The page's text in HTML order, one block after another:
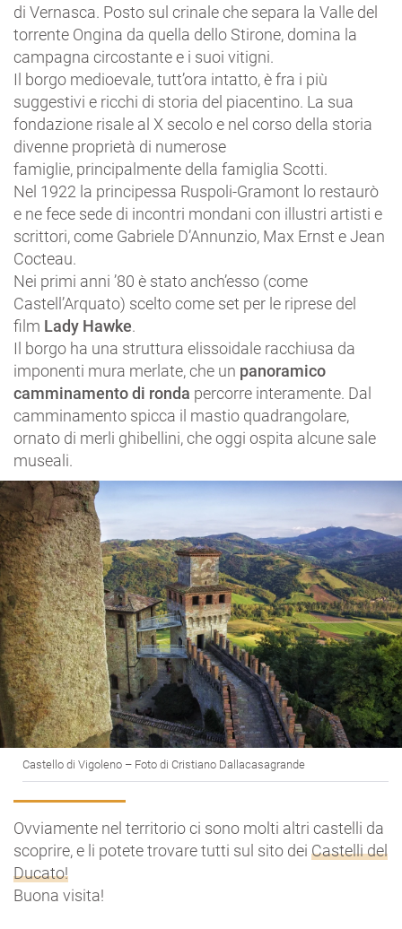
di Vernasca. Posto sul crinale che separa la Valle del
torrente Ongina da quella dello Stirone, domina la
campagna circostante e i suoi vitigni.
Il borgo medioevale, tutt’ora intatto, è fra i più
suggestivi e ricchi di storia del piacentino. La sua
fondazione risale al X secolo e nel corso della storia
divenne proprietà di numerose
famiglie, principalmente della famiglia Scotti.
Nel 1922 la principessa Ruspoli-Gramont lo restaurò
e ne fece sede di incontri mondani con illustri artisti e
scrittori, come Gabriele D’Annunzio, Max Ernst e Jean
Cocteau.
Nei primi anni ’80 è stato anch’esso (come
Castell’Arquato) scelto come set per le riprese del
film Lady Hawke.
Il borgo ha una struttura elissoidale racchiusa da
imponenti mura merlate, che un panoramico
camminamento di ronda percorre interamente. Dal
camminamento spicca il mastio quadrangolare,
ornato di merli ghibellini, che oggi ospita alcune sale
museali.
Castello di Vigoleno – Foto di Cristiano Dallacasagrande
Ovviamente nel territorio ci sono molti altri castelli da
scoprire, e li potete trovare tutti sul sito dei Castelli del
Ducato!
Buona visita!